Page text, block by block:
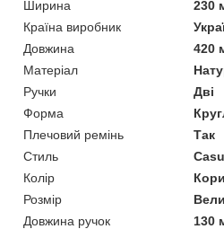
Ширина
230
Країна виробник
Довжина
420
Матеріал
Ручки
Дві
Форма
Плечовий ремінь
Так
Стиль
Колір
Розмір
Довжина ручок
130